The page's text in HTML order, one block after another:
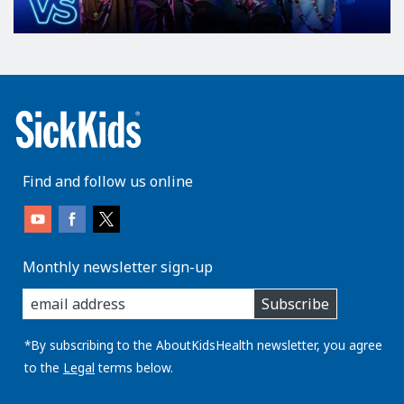
Find and follow us online
Monthly newsletter sign-up
enter
you
email
address:
Subscribe
*By subscribing to the AboutKidsHealth newsletter, you agree
to the Legal terms below.